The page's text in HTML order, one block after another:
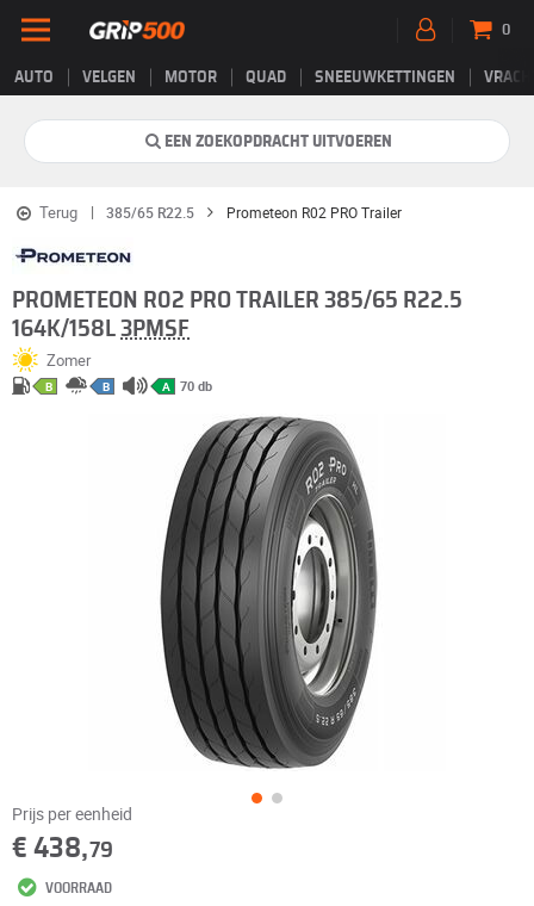
AUTO VELGEN MOTOR QUAD SNEEUWKETTINGEN
0
EEN ZOEKOPDRACHT UITVOEREN
Terug 385/65 R22.5 Prometeon R02 PRO Trailer
PROMETEON R02 PRO TRAILER 385/65 R22.5
164K/158L 3PMSF
Zomer
B B A 70 db
Prijs per eenheid
€ 438,79
VOORRAAD